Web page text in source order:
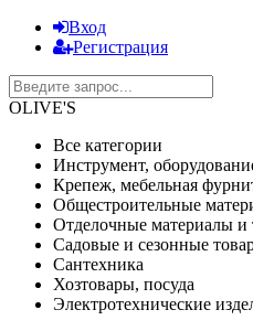
Вход
Регистрация
OLIVE'S
Все категории
Инструмент,
Крепеж, мебельная
Общестроительные
Отделочные материалы и
Садовые и сезонные
Сантехника
Хозтовары, посуда
Электротехнические